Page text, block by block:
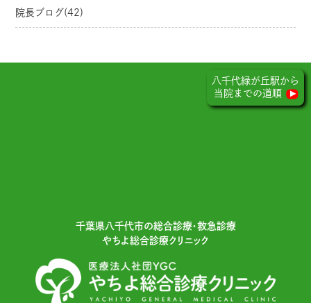
院長ブログ(42)
八千代緑が丘駅から
当院までの道順
千葉県⼋千代市の総合診療・救急診療
やちよ総合診療クリニック